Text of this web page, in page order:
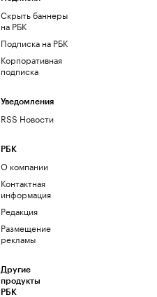
Скрыть баннеры
на РБК
Подписка на РБК
Корпоративная
подписка
Уведомления
RSS Новости
РБК
О компании
Контактная
информация
Редакция
Размещение
рекламы
Другие
продукты
РБК